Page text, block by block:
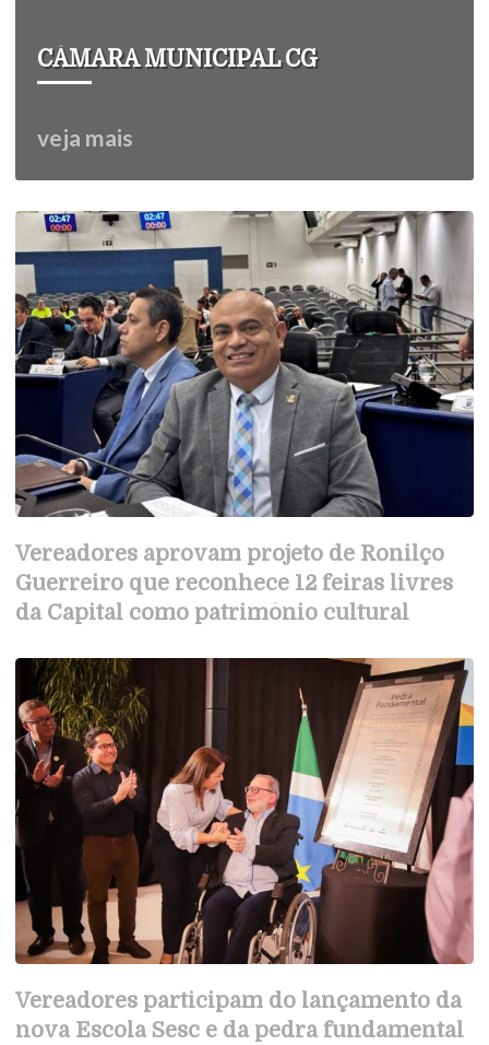
CÂMARA MUNICIPAL CG
veja mais
Vereadores aprovam projeto de Ronilço
Guerreiro que reconhece 12 feiras livres
da Capital como patrimônio cultural
Vereadores participam do lançamento da
nova Escola Sesc e da pedra fundamental